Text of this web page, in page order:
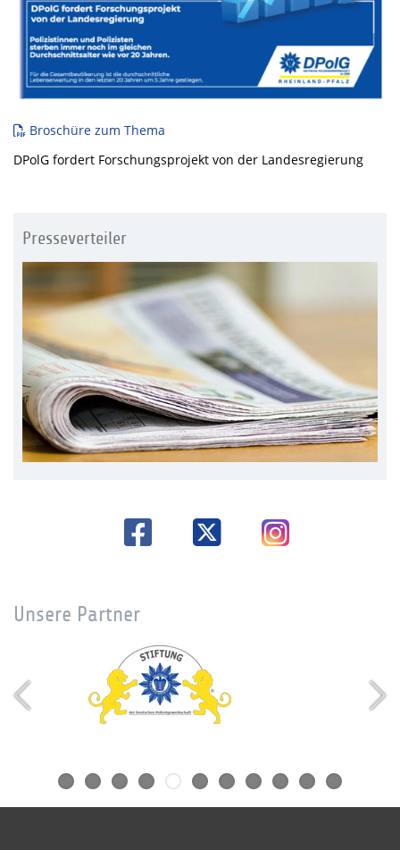
Broschüre zum Thema
DPolG fordert Forschungsprojekt von der Landesregierung
Presseverteiler
Unsere Partner